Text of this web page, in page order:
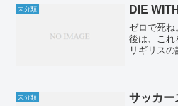
未分類 DIE
ゼロで死
後は、こ
リギリス
今しかでき
未分類 サッカ